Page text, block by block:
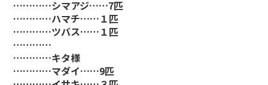
…………シマアジ……7匹
…………ハマチ……１匹
…………ツバス……１匹
…………
…………キタ様
…………マダイ……9匹